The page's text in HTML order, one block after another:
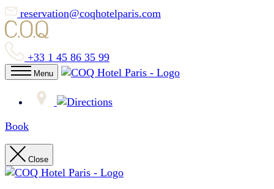
reservation@coqhotelparis.com
+33 1 45 86 35 99
Menu
Book
Close